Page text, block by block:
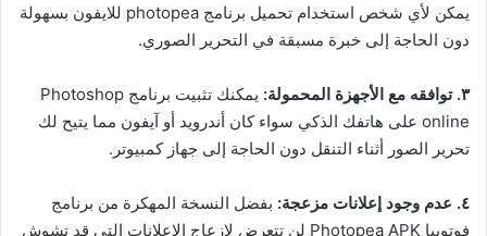
يمكن لأي شخص استخدام تحميل برنامج photopea للايفون بسهولة
دون الحاجة إلى خبرة مسبقة في التحرير الصوري.
٣. توافقه مع الأجهزة المحمولة:
يمكنك تثبيت برنامج Photoshop
online على هاتفك الذكي سواء كان أندرويد أو آيفون مما يتيح لك
تحرير الصور أثناء التنقل دون الحاجة إلى جهاز كمبيوتر.
٤. عدم وجود إعلانات مزعجة:
بفضل النسخة المهكرة من برنامج
فوتوبيا Photopea APK لن تتعرض لإزعاج الإعلانات التي قد تشوش